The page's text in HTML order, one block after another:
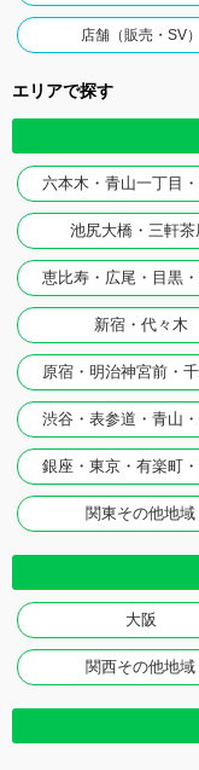
店舗（販売・SV）
エリアで探す
六本木・青山一丁目
池尻大橋・三軒茶
恵比寿・広尾・目黒
新宿・代々木
原宿・明治神宮前・
渋谷・表参道・青山
銀座・東京・有楽町
関東その他地域
大阪
関西その他地域